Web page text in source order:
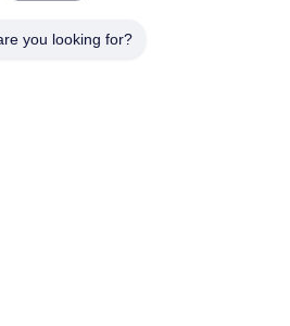
επικοινωνία
you looking for?